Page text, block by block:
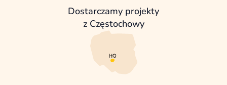
Dostarczamy projekty
z Częstochowy